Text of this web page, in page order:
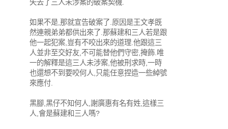
失去了三人未涉案的破案契機.
如果不是,那就宣告破案了.原因是王文孝既
然連親弟弟都供出來了.那蘇建和三人若是跟
他一起犯案,豈有不咬出來的道理.他跟這三
人並非至交好友,不可能替他們守密,掩飾.唯
一的解釋是這三人未涉案,他被刑求時,一時
也還想不到要咬何人,只能任意捏造一些綽號
來應付.
黑腳,黑仔不知何人,謝廣惠有名有姓,這樣三
人,會是蘇建和三人嗎?